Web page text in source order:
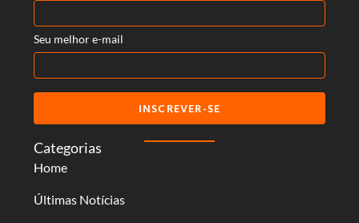
Categorias
Home
Últimas Notícias
Seu melhor e-mail
INSCREVER-SE